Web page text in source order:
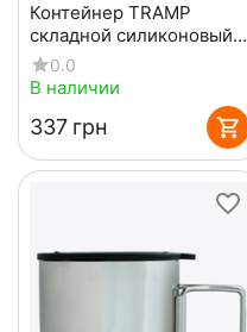
Контейнер TRAMP
складной силиконовый с
крышкой защелкой 800
мл Оранжевый
0.0
В наличии
‍337‍ грн